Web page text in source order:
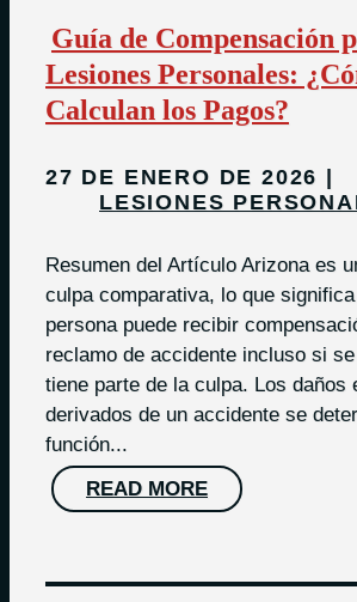
Guía de Compensación
Lesiones Personales:
Calculan los Pagos?
27 DE ENERO DE 2026
LESIONES
Resumen del Artículo Arizona es
culpa comparativa, lo que
persona puede recibir
reclamo de accidente incluso si
tiene parte de la culpa. Los daños
derivados de un accidente se
función...
READ MORE